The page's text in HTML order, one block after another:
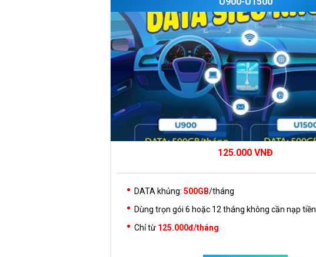
125.000 VNĐ
DATA khủng: 500GB/tháng
Dùng trọn gói 6 hoặc 12 tháng không cần nạp tiền
Chỉ từ 125.000đ/tháng